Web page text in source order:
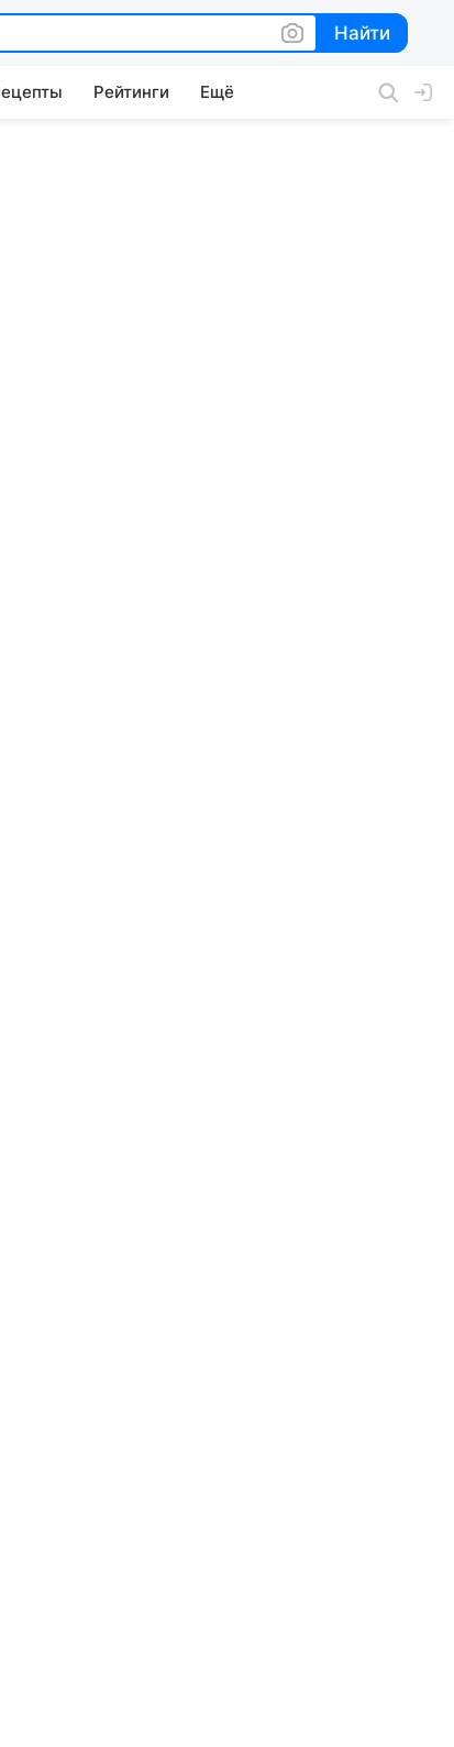
Найти
Найти
Рейтинги Ещё